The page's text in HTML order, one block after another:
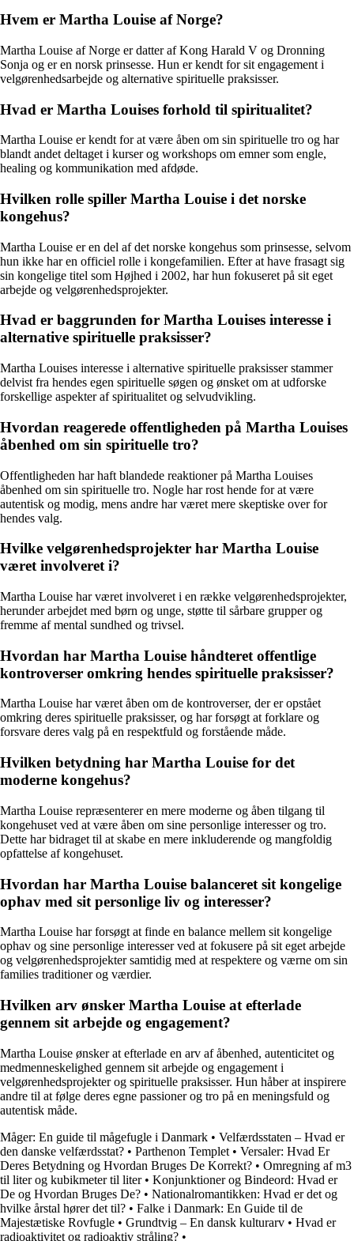
Hvem er Martha Louise af Norge?
Martha Louise af Norge er datter af Kong Harald V og Dronning
Sonja og er en norsk prinsesse. Hun er kendt for sit engagement i
velgørenhedsarbejde og alternative spirituelle praksisser.
Hvad er Martha Louises forhold til spiritualitet?
Martha Louise er kendt for at være åben om sin spirituelle tro og har
blandt andet deltaget i kurser og workshops om emner som engle,
healing og kommunikation med afdøde.
Hvilken rolle spiller Martha Louise i det norske
kongehus?
Martha Louise er en del af det norske kongehus som prinsesse, selvom
hun ikke har en officiel rolle i kongefamilien. Efter at have frasagt sig
sin kongelige titel som Højhed i 2002, har hun fokuseret på sit eget
arbejde og velgørenhedsprojekter.
Hvad er baggrunden for Martha Louises interesse i
alternative spirituelle praksisser?
Martha Louises interesse i alternative spirituelle praksisser stammer
delvist fra hendes egen spirituelle søgen og ønsket om at udforske
forskellige aspekter af spiritualitet og selvudvikling.
Hvordan reagerede offentligheden på Martha Louises
åbenhed om sin spirituelle tro?
Offentligheden har haft blandede reaktioner på Martha Louises
åbenhed om sin spirituelle tro. Nogle har rost hende for at være
autentisk og modig, mens andre har været mere skeptiske over for
hendes valg.
Hvilke velgørenhedsprojekter har Martha Louise
været involveret i?
Martha Louise har været involveret i en række velgørenhedsprojekter,
herunder arbejdet med børn og unge, støtte til sårbare grupper og
fremme af mental sundhed og trivsel.
Hvordan har Martha Louise håndteret offentlige
kontroverser omkring hendes spirituelle praksisser?
Martha Louise har været åben om de kontroverser, der er opstået
omkring deres spirituelle praksisser, og har forsøgt at forklare og
forsvare deres valg på en respektfuld og forstående måde.
Hvilken betydning har Martha Louise for det
moderne kongehus?
Martha Louise repræsenterer en mere moderne og åben tilgang til
kongehuset ved at være åben om sine personlige interesser og tro.
Dette har bidraget til at skabe en mere inkluderende og mangfoldig
opfattelse af kongehuset.
Hvordan har Martha Louise balanceret sit kongelige
ophav med sit personlige liv og interesser?
Martha Louise har forsøgt at finde en balance mellem sit kongelige
ophav og sine personlige interesser ved at fokusere på sit eget arbejde
og velgørenhedsprojekter samtidig med at respektere og værne om sin
families traditioner og værdier.
Hvilken arv ønsker Martha Louise at efterlade
gennem sit arbejde og engagement?
Martha Louise ønsker at efterlade en arv af åbenhed, autenticitet og
medmenneskelighed gennem sit arbejde og engagement i
velgørenhedsprojekter og spirituelle praksisser. Hun håber at inspirere
andre til at følge deres egne passioner og tro på en meningsfuld og
autentisk måde.
Måger: En guide til mågefugle i Danmark • Velfærdsstaten – Hvad er
den danske velfærdsstat? • Parthenon Templet • Versaler: Hvad Er
Deres Betydning og Hvordan Bruges De Korrekt? • Omregning af m3
til liter og kubikmeter til liter• Konjunktioner og Bindeord: Hvad er
De og Hvordan Bruges De? • Nationalromantikken: Hvad er det og
hvilke årstal hører det til? • Falke i Danmark: En Guide til de
Majestætiske Rovfugle • Grundtvig – En dansk kulturarv • Hvad er
radioaktivitet og radioaktiv stråling? •